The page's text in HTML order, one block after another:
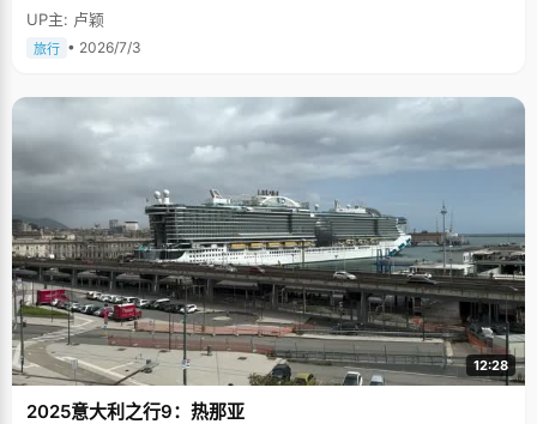
UP主: 卢颖
旅行 • 2026/7/3
12:28
2025意大利之行9：热那亚